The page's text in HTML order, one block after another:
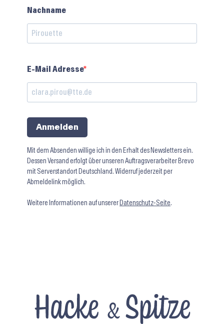
Nachname
E-Mail Adresse
Anmelden
Mit dem Absenden willige ich in den Erhalt des Newsletters ein.
Dessen Versand erfolgt über unseren Auftragsverarbeiter Brevo
mit Serverstandort Deutschland. Widerruf jederzeit per
Abmeldelink möglich.
Weitere Informationen auf unserer Datenschutz-Seite.